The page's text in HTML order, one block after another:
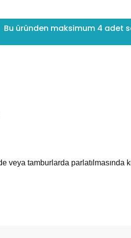
Bu üründen maksimum 4 adet
tamburlarda parlatılmasında